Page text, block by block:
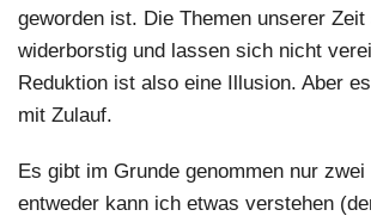
geworden ist. Die Themen unserer
widerborstig und lassen sich nicht
Reduktion ist also eine Illusion. Aber
mit Zulauf.
Es gibt im Grunde genommen nur
entweder kann ich etwas verstehen